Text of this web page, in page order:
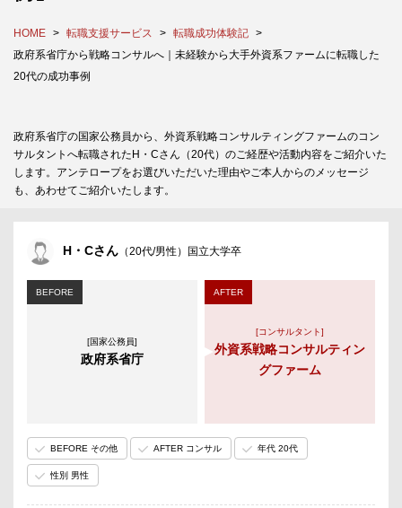
HOME 転職支援サービス
転職成功体験記
政府系省庁から戦略コンサルへ｜未経験から大手外資系ファームに転職した
20代の成功事例
政府系省庁の国家公務員から、外資系戦略コンサルティングファームのコン
サルタントへ転職されたH・Cさん（20代）のご経歴や活動内容をご紹介いた
します。アンテロープをお選びいただいた理由やご本人からのメッセージ
も、あわせてご紹介いたします。
H・Cさん （20代/男性）国立大学卒
BEFORE
[国家公務員]
政府系省庁
AFTER
[コンサルタント]
外資系戦略コンサルティン
グファーム
BEFORE その他 AFTER コンサル 年代 20代
性別 男性